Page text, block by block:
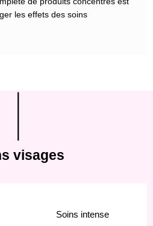
les effets des soins
visages
Soins intense